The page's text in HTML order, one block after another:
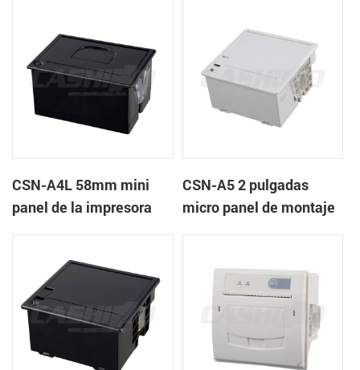
CSN-A4L 58mm mini
panel de la impresora
CSN-A5 2 pulgadas
micro panel de montaje